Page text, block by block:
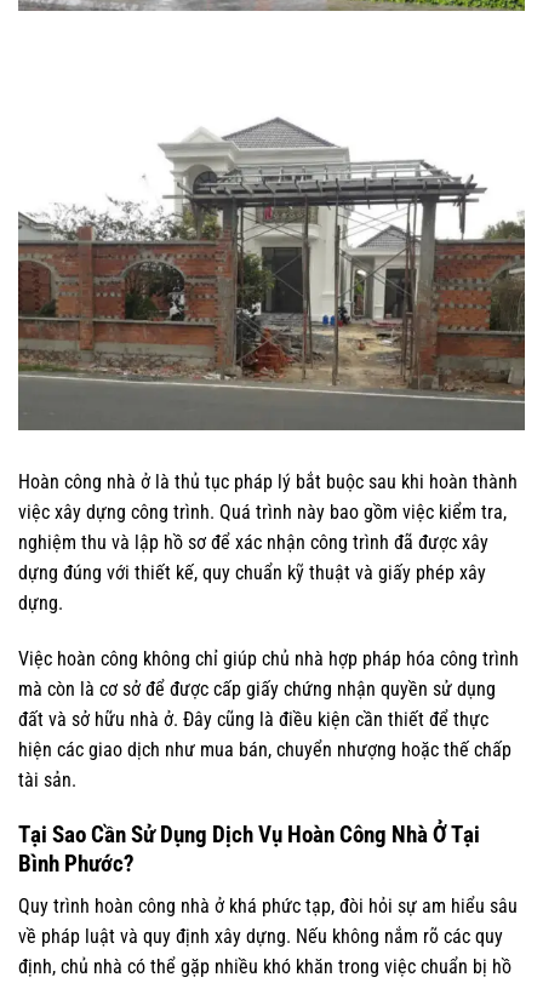
Hoàn công nhà ở là thủ tục pháp lý bắt buộc sau khi hoàn thành
việc xây dựng công trình. Quá trình này bao gồm việc kiểm tra,
nghiệm thu và lập hồ sơ để xác nhận công trình đã được xây
dựng đúng với thiết kế, quy chuẩn kỹ thuật và giấy phép xây
dựng.
Việc hoàn công không chỉ giúp chủ nhà hợp pháp hóa công trình
mà còn là cơ sở để được cấp giấy chứng nhận quyền sử dụng
đất và sở hữu nhà ở. Đây cũng là điều kiện cần thiết để thực
hiện các giao dịch như mua bán, chuyển nhượng hoặc thế chấp
tài sản.
Tại Sao Cần Sử Dụng Dịch Vụ Hoàn Công Nhà Ở Tại
Bình Phước?
Quy trình hoàn công nhà ở khá phức tạp, đòi hỏi sự am hiểu sâu
về pháp luật và quy định xây dựng. Nếu không nắm rõ các quy
định, chủ nhà có thể gặp nhiều khó khăn trong việc chuẩn bị hồ